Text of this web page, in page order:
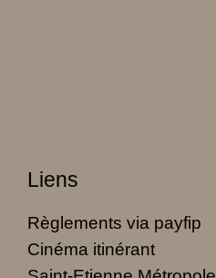
Liens
Règlements via payfip
Cinéma itinérant